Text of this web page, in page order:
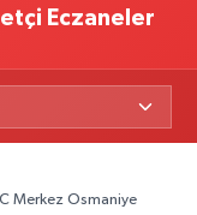
Eczaneler
Merkez Osmaniye